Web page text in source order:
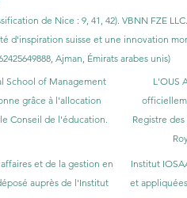
de Nice : 9, 41, 42). VBNN FZE
d'inspiration suisse et une innovation
Ajman, Émirats arabes unis)
School of Management
grâce à l'allocation
Conseil de l'éducation.
L'OUS
Registre
et de la gestion en
auprès de l'Institut
Institut
et